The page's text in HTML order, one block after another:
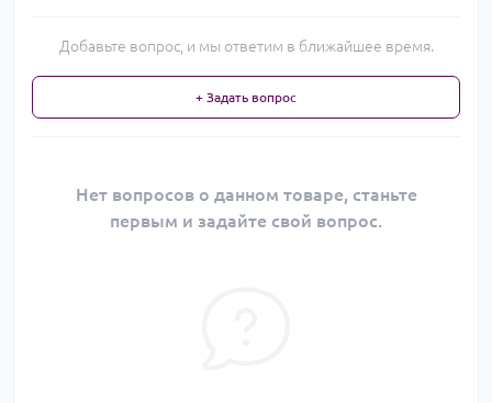
Добавьте вопрос, и мы ответим в ближайшее время.
+ Задать вопрос
Нет вопросов о данном товаре, станьте
первым и задайте свой вопрос.